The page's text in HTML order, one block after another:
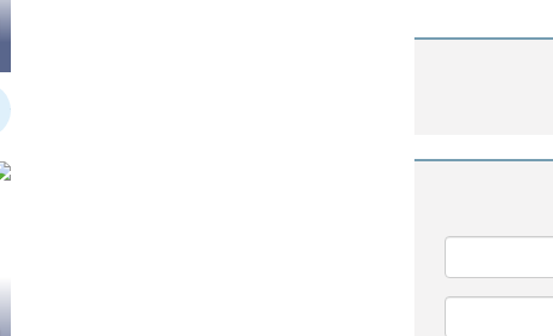
سرمایه لوتوس